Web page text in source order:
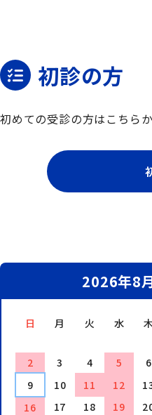
初診の方
初めての受診の方はこちら
2026年8
日 月 火 水
2
3 4 5 6
9
10 11 12
16
17 18 19